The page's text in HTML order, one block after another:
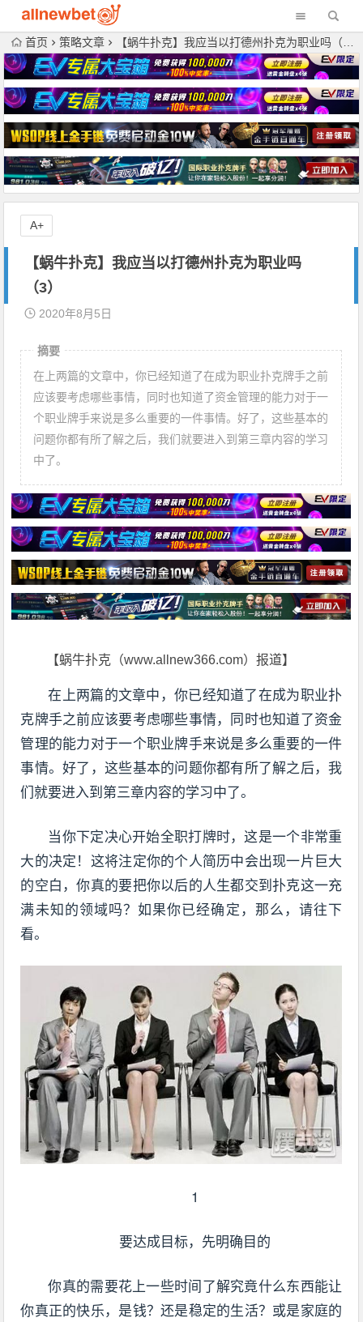
首页 策略文章 【蜗牛扑克】我应当以打德州扑克为职业吗（3）
【蜗牛扑克】我应当以打德州扑克为职业吗
（3）
2020年8月5日
摘要
在上两篇的文章中，你已经知道了在成为职业扑克牌手之前
应该要考虑哪些事情，同时也知道了资金管理的能力对于一
个职业牌手来说是多么重要的一件事情。好了，这些基本的
问题你都有所了解之后，我们就要进入到第三章内容的学习
中了。
【蜗牛扑克（www.allnew366.com）报道】
在上两篇的文章中，你已经知道了在成为职业扑
克牌手之前应该要考虑哪些事情，同时也知道了资金
管理的能力对于一个职业牌手来说是多么重要的一件
事情。好了，这些基本的问题你都有所了解之后，我
们就要进入到第三章内容的学习中了。
当你下定决心开始全职打牌时，这是一个非常重
大的决定！这将注定你的个人简历中会出现一片巨大
的空白，你真的要把你以后的人生都交到扑克这一充
满未知的领域吗？如果你已经确定，那么，请往下
看。
1
要达成目标，先明确目的
你真的需要花上一些时间了解究竟什么东西能让
你真正的快乐，是钱？还是稳定的生活？或是家庭的
A+